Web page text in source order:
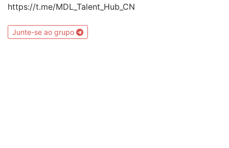
https://t.me/MDL_Talent_Hub_CN
Junte-se ao grupo